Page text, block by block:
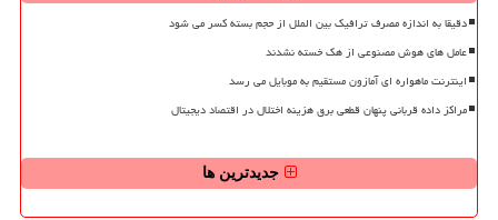
دقیقا به اندازه مصرف ترافیک بین الملل از حجم بسته کسر می شود
عامل های هوش مصنوعی از هک خسته نشدند
اینترنت ماهواره ای آمازون مستقیم به موبایل می رسد
مراکز داده قربانی پنهان قطعی برق هزینه اختلال در اقتصاد دیجیتال
جدیدترین ها